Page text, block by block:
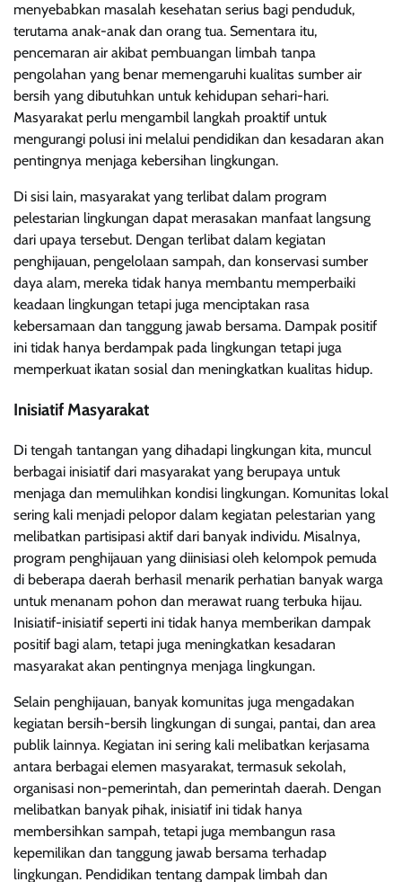
menyebabkan masalah kesehatan serius bagi penduduk,
terutama anak-anak dan orang tua. Sementara itu,
pencemaran air akibat pembuangan limbah tanpa
pengolahan yang benar memengaruhi kualitas sumber air
bersih yang dibutuhkan untuk kehidupan sehari-hari.
Masyarakat perlu mengambil langkah proaktif untuk
mengurangi polusi ini melalui pendidikan dan kesadaran akan
pentingnya menjaga kebersihan lingkungan.
Di sisi lain, masyarakat yang terlibat dalam program
pelestarian lingkungan dapat merasakan manfaat langsung
dari upaya tersebut. Dengan terlibat dalam kegiatan
penghijauan, pengelolaan sampah, dan konservasi sumber
daya alam, mereka tidak hanya membantu memperbaiki
keadaan lingkungan tetapi juga menciptakan rasa
kebersamaan dan tanggung jawab bersama. Dampak positif
ini tidak hanya berdampak pada lingkungan tetapi juga
memperkuat ikatan sosial dan meningkatkan kualitas hidup.
Inisiatif Masyarakat
Di tengah tantangan yang dihadapi lingkungan kita, muncul
berbagai inisiatif dari masyarakat yang berupaya untuk
menjaga dan memulihkan kondisi lingkungan. Komunitas lokal
sering kali menjadi pelopor dalam kegiatan pelestarian yang
melibatkan partisipasi aktif dari banyak individu. Misalnya,
program penghijauan yang diinisiasi oleh kelompok pemuda
di beberapa daerah berhasil menarik perhatian banyak warga
untuk menanam pohon dan merawat ruang terbuka hijau.
Inisiatif-inisiatif seperti ini tidak hanya memberikan dampak
positif bagi alam, tetapi juga meningkatkan kesadaran
masyarakat akan pentingnya menjaga lingkungan.
Selain penghijauan, banyak komunitas juga mengadakan
kegiatan bersih-bersih lingkungan di sungai, pantai, dan area
publik lainnya. Kegiatan ini sering kali melibatkan kerjasama
antara berbagai elemen masyarakat, termasuk sekolah,
organisasi non-pemerintah, dan pemerintah daerah. Dengan
melibatkan banyak pihak, inisiatif ini tidak hanya
membersihkan sampah, tetapi juga membangun rasa
kepemilikan dan tanggung jawab bersama terhadap
lingkungan. Pendidikan tentang dampak limbah dan